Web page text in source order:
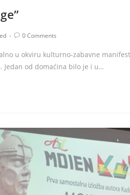
0 Comments
u okviru kulturno-zabavne
Jedan od domaćina bilo je i u…